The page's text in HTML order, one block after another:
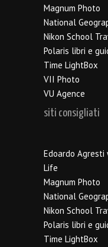
Magnum Photo
National
Nikon School
Polaris libri e
Time LightBox
VII Photo
VU Agence
siti consigliati
Edoardo Agresti
Life
Magnum Photo
National
Nikon School
Polaris libri e
Time LightBox